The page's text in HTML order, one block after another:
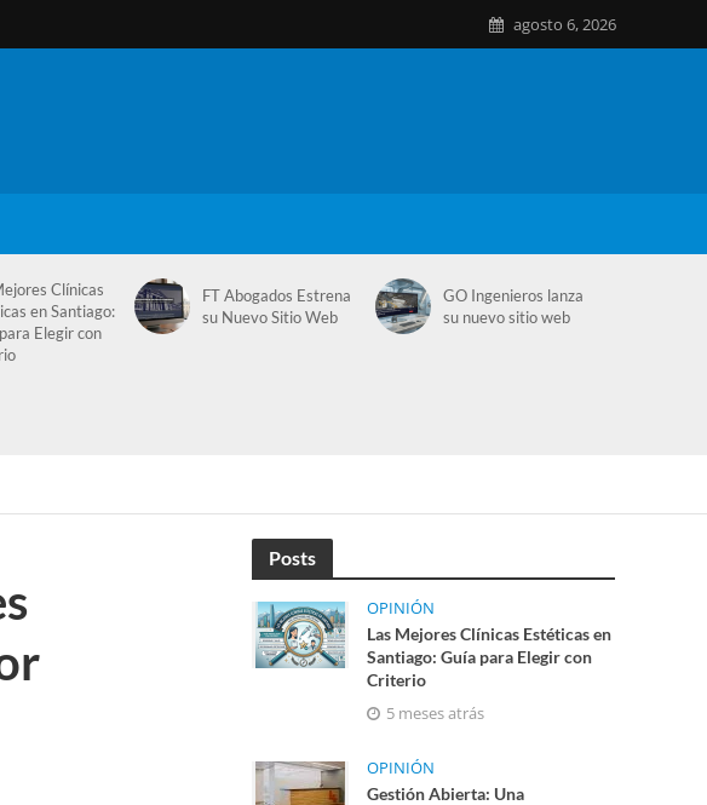
agosto 6, 2026
Clínicas
en Santiago:
Elegir con
FT Abogados Estrena
su Nuevo Sitio Web
GO Ingenieros lanza
su nuevo sitio web
Posts
OPINIÓN
Las Mejores Clínicas Estéticas en
Santiago: Guía para Elegir con
Criterio
5 meses atrás
OPINIÓN
Gestión Abierta: Una